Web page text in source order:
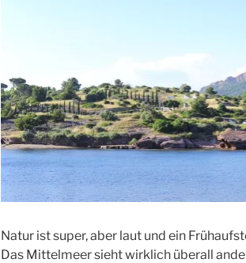
Natur ist super, aber laut und ein
Das Mittelmeer sieht wirklich überall